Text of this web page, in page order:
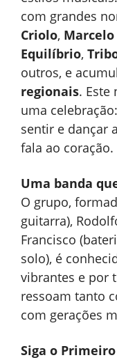
com grandes
Criolo, Marcelo
Equilíbrio,
outros, e
regionais. Este
uma
sentir e dançar
fala ao coração.
Uma banda
O grupo,
guitarra),
Francisco
solo), é
vibrantes e por
ressoam tanto
com gerações
Siga o